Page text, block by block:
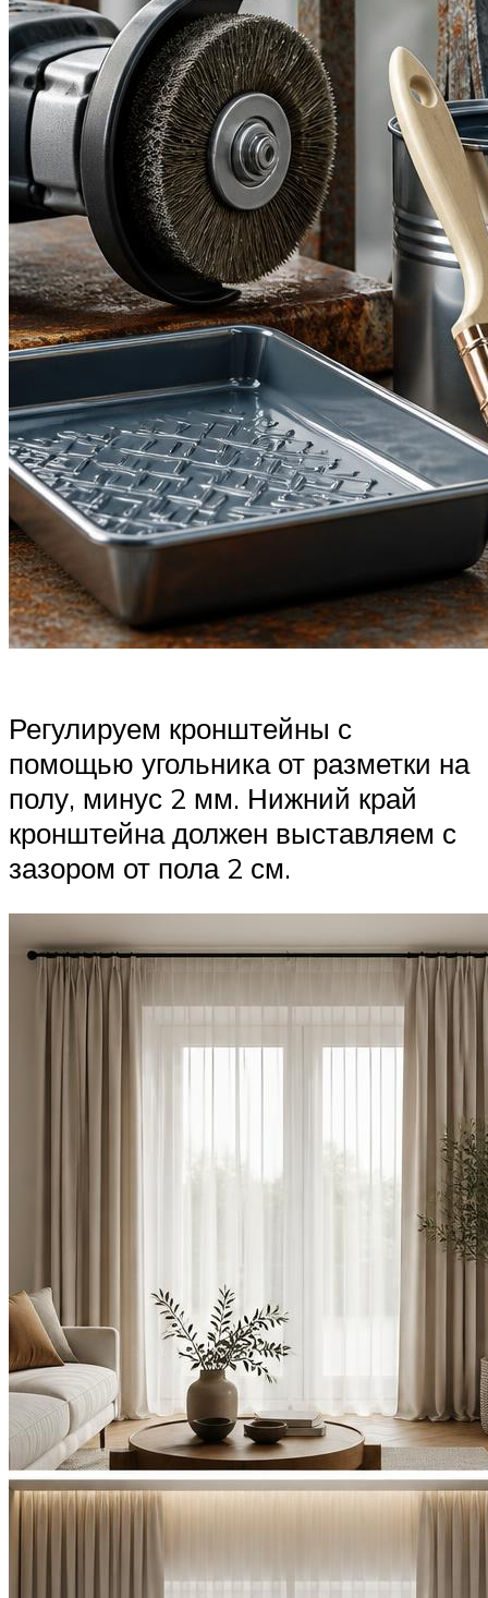
Регулируем кронштейны с
помощью угольника от разметки на
полу, минус 2 мм. Нижний край
кронштейна должен выставляем с
зазором от пола 2 см.